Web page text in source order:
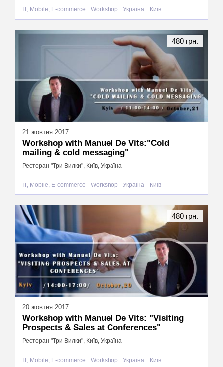
IT, Mobile, E-commerce Workshop Україна Київ
21 жовтня 2017
Workshop with Manuel De Vits:"Сold
mailing & cold messaging"
Ресторан "Три Вилки", Київ, Україна
IT, Mobile, E-commerce Workshop Україна Київ
480 грн.
20 жовтня 2017
Workshop with Manuel De Vits: "Visiting
Prospects & Sales at Conferences"
Ресторан "Три Вилки", Київ, Україна
IT, Mobile, E-commerce Workshop Україна Київ
480 грн.